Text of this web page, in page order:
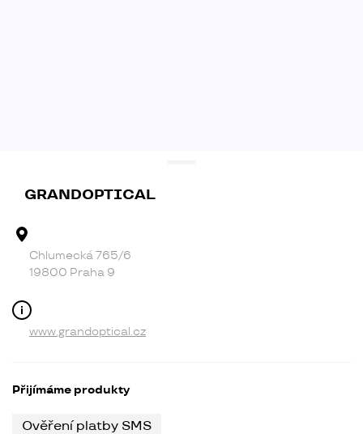
GRANDOPTICAL
Chlumecká 765/6
19800 Praha 9
www.grandoptical.cz
Přijímáme produkty
Ověření platby SMS